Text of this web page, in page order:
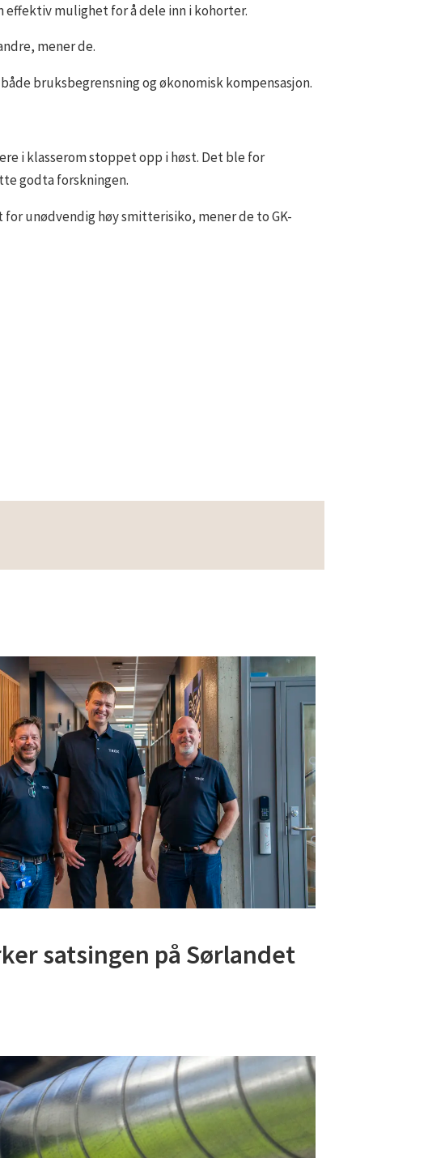
effektiv mulighet for å dele inn i kohorter.
mener de.
bruksbegrensning og økonomisk kompensasjon.
i klasserom stoppet opp i høst. Det ble for
godta forskningen.
unødvendig høy smitterisiko, mener de to GK-
satsingen på Sørlandet